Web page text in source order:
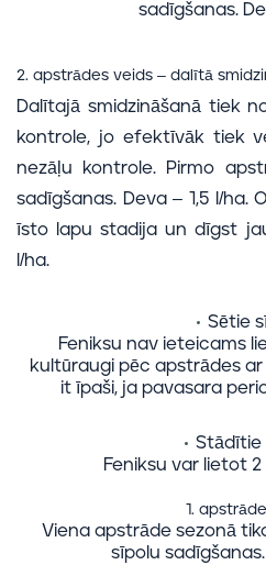
sadīgšanas.
2. apstrādes veids – dalītā
Dalītajā smidzināšanā tiek
kontrole, jo efektīvāk tiek
nezāļu kontrole. Pirmo
sadīgšanas. Deva – 1,5 l/ha.
īsto lapu stadija un dīgst
l/ha.
Sētie
Feniksu nav ieteicams
kultūraugi pēc apstrādes
it īpaši, ja pavasara
Stādītie
Feniksu var lietot
1.
Viena apstrāde sezonā
sīpolu sadīgšanas.